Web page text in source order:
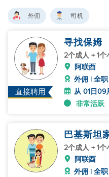
外佣 司机
直接聘用
寻找保姆
2个成人 + 1
阿联酉
外佣 | 全职
从 01日09
非常活跃
巴基斯坦
2个成人 + 1
阿联酉
外佣 | 全职